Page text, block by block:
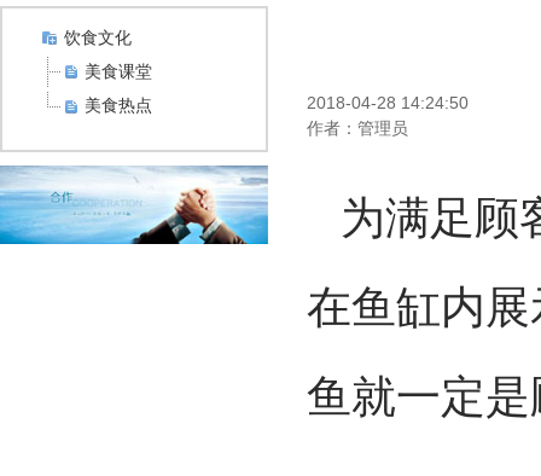
饮食文化
美食课堂
美食热点
2018-04-28 14:24:50
作者：管理员
为满足顾
在鱼缸内
鱼就一定